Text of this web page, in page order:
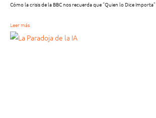
Cómo la crisis de la BBC nos recuerda que “Quien lo Dice Importa”
Leer más